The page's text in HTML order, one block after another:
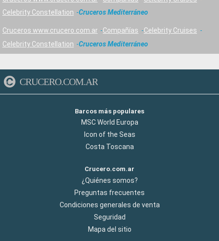
Celebrity Constellation
Cruceros Mediterráneo
Cruceros www.crucero.com.ar Compañías
Celebrity Cruises
Celebrity Constellation
Cruceros Mediterráneo
CRUCERO.COM.AR
Barcos más populares
MSC World Europa
Icon of the Seas
Costa Toscana
Crucero.com.ar
¿Quiénes somos?
Preguntas frecuentes
Condiciones generales de venta
Seguridad
Mapa del sitio